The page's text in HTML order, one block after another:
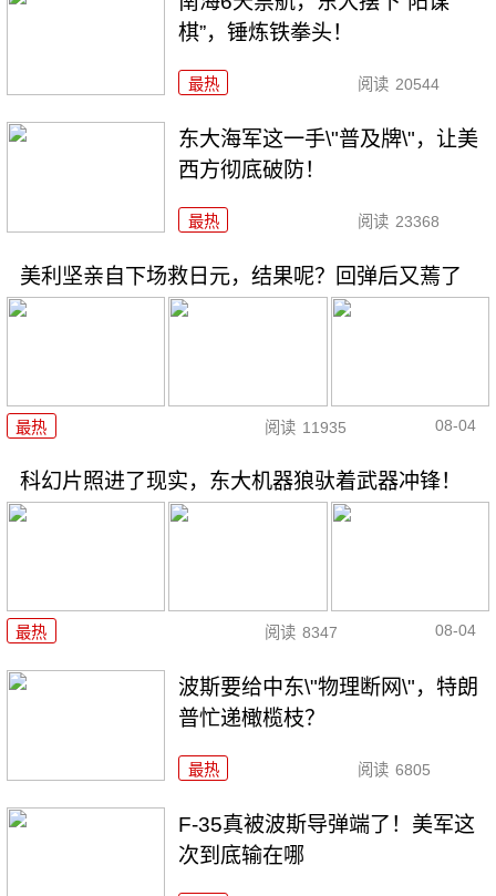
棋”，锤炼铁拳头！
最热 阅读 20544
东大海军这一手\"普及牌\"，让美
西方彻底破防！
最热 阅读 23368
美利坚亲自下场救日元，结果呢？回弹后又蔫了
最热 阅读 11935 08-04
科幻片照进了现实，东大机器狼驮着武器冲锋！
最热 阅读 8347 08-04
波斯要给中东\"物理断网\"，特朗
普忙递橄榄枝？
最热 阅读 6805
F-35真被波斯导弹端了！美军这
次到底输在哪